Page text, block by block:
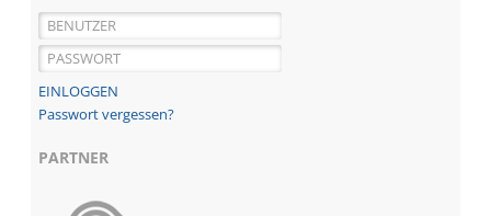
Passwort vergessen?
PARTNER